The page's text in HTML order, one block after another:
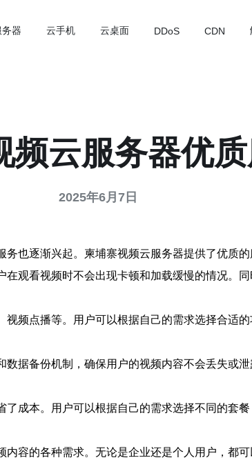
器 云手机 云桌面 DDoS CDN
频云服务器优
2025年6月7日
也逐渐兴起。柬埔寨视频云服务器提供了优质
观看视频时不会出现卡顿和加载缓慢的情况。
频点播等。用户可以根据自己的需求选择合适
据备份机制，确保用户的视频内容不会丢失或
成本。用户可以根据自己的需求选择不同的套
容的各种需求。无论是企业还是个人用户，都